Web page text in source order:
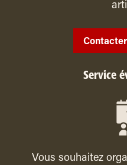
Service
Vous souhaitez